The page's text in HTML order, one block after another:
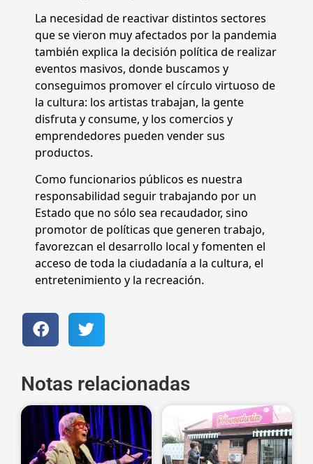
La necesidad de reactivar distintos sectores
que se vieron muy afectados por la pandemia
también explica la decisión política de realizar
eventos masivos, donde buscamos y
conseguimos promover el círculo virtuoso de
la cultura: los artistas trabajan, la gente
disfruta y consume, y los comercios y
emprendedores pueden vender sus
productos.
Como funcionarios públicos es nuestra
responsabilidad seguir trabajando por un
Estado que no sólo sea recaudador, sino
promotor de políticas que generen trabajo,
favorezcan el desarrollo local y fomenten el
acceso de toda la ciudadanía a la cultura, el
entretenimiento y la recreación.
Notas relacionadas